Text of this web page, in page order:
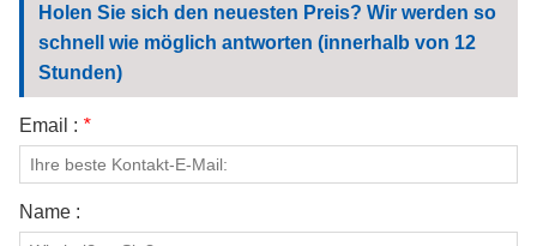
Holen Sie sich den neuesten Preis? Wir werden so
schnell wie möglich antworten (innerhalb von 12
Stunden)
Email : *
Name :